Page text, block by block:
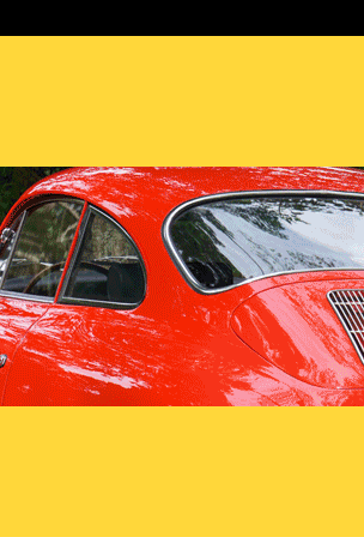
Ketika Cinta Bersanding dengan